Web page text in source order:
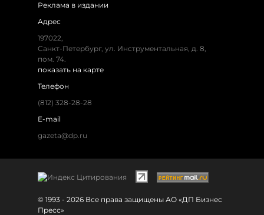
Реклама в издании
Адрес
197022,
Санкт-Петербург, ул. Инструментальная, д. 8,
пом. 74.
показать на карте
Телефон
(812) 328-28-28
E-mail
gazeta@dp.ru
© 1993 - 2026 Все права защищены АО «ДП Бизнес
Пресс»